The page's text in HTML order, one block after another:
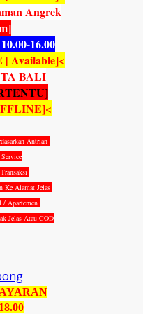
Angrek
16.00
Available]<
BALI
Antrian
Ke Alamat Jelas
/ Apartemen
Jelas Atau COD